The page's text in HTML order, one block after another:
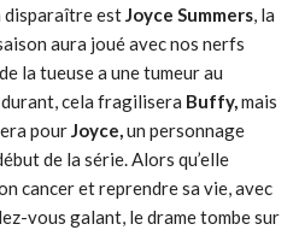
disparaître estJoyce Summers, la
aura joué avec nos nerfs
la tueuse a une tumeur au
cela fragilisera Buffy,mais
pourJoyce,un personnage
de la série. Alors qu’elle
cancer et reprendre sa vie, avec
vous galant, le drame tombe sur